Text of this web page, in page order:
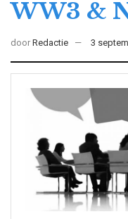
WW3 &
door Redactie 3